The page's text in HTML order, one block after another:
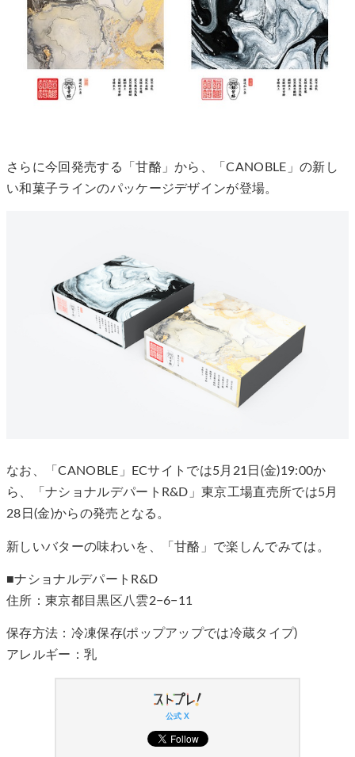
さらに今回発売する「甘酪」から、「CANOBLE」の新し
い和菓子ラインのパッケージデザインが登場。
なお、「CANOBLE」ECサイトでは5月21日(金)19:00か
ら、「ナショナルデパートR&D」東京工場直売所では5月
28日(金)からの発売となる。
新しいバターの味わいを、「甘酪」で楽しんでみては。
■ナショナルデパートR&D
住所：東京都目黒区八雲2−6−11
保存方法：冷凍保存(ポップアップでは冷蔵タイプ)
アレルギー：乳
公式 X